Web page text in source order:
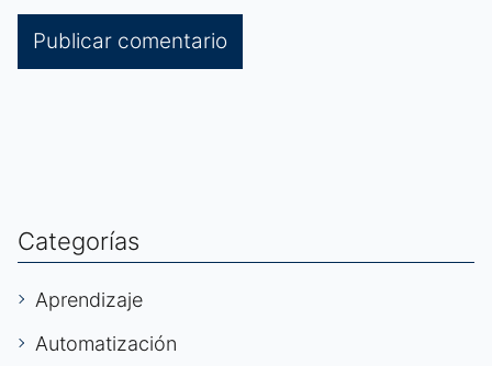
Categorías
Aprendizaje
Automatización